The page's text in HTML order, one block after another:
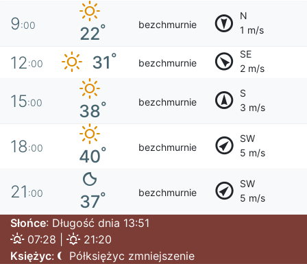
9:00 22° bezchmurnie
N
1 m/s
12:00 31° bezchmurnie
SE
2 m/s
15:00 38° bezchmurnie
S
3 m/s
18:00 40° bezchmurnie
SW
5 m/s
21 :00 37° bezchmurnie
SW
5 m/s
Słońce: Długość dnia 13:51
07:28 |
21:20
Księżyc: Półksiężyc zmniejszenie